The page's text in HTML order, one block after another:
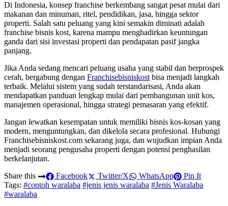
Di Indonesia, konsep franchise berkembang sangat pesat mulai dari
makanan dan minuman, ritel, pendidikan, jasa, hingga sektor
properti. Salah satu peluang yang kini semakin diminati adalah
franchise bisnis kost, karena mampu menghadirkan keuntungan
ganda dari sisi investasi properti dan pendapatan pasif jangka
panjang.
Jika Anda sedang mencari peluang usaha yang stabil dan berprospek
cerah, bergabung dengan Franchisebisniskost bisa menjadi langkah
terbaik. Melalui sistem yang sudah terstandarisasi, Anda akan
mendapatkan panduan lengkap mulai dari pembangunan unit kos,
manajemen operasional, hingga strategi pemasaran yang efektif.
Jangan lewatkan kesempatan untuk memiliki bisnis kos-kosan yang
modern, menguntungkan, dan dikelola secara profesional. Hubungi
Franchisebisniskost.com sekarang juga, dan wujudkan impian Anda
menjadi seorang pengusaha properti dengan potensi penghasilan
berkelanjutan.
Share this
Facebook Twitter/X WhatsApp
Pin It
Tags: #contoh waralaba #jenis jenis waralaba #Jenis Waralaba
#waralaba